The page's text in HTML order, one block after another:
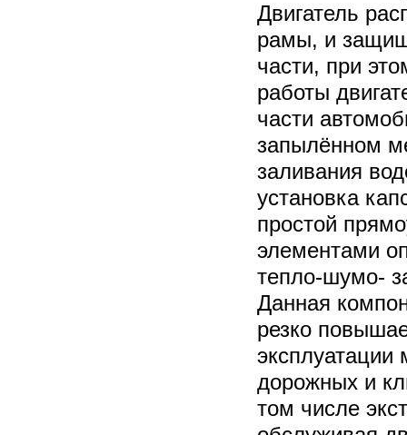
Двигатель
рамы, и
части, при
работы
части
запылённом
заливания
установка
простой
элементами
тепло-шумо-
Данная
резко
дорожных и
том числе